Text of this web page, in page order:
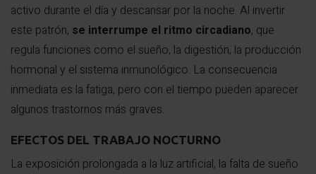
activo durante el día y descansar por la noche. Al invertir
este patrón, se interrumpe el ritmo circadiano, que
regula funciones como el sueño, la digestión, la producción
hormonal y el sistema inmunológico. La consecuencia
inmediata es la fatiga, pero con el tiempo pueden aparecer
algunos trastornos más graves.
EFECTOS DEL TRABAJO NOCTURNO
La exposición prolongada a la luz artificial, la falta de sueño